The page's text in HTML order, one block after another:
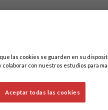
las cookies se guarden en su
colaborar con nuestros estudios para
Aceptar todas las cookies